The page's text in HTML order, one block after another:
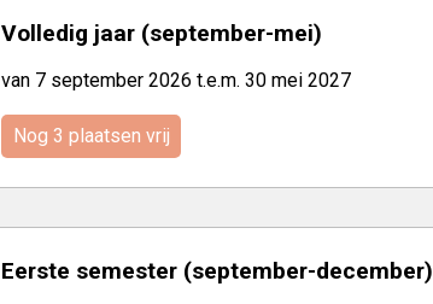
Volledig jaar (september-mei)
van 7 september 2026 t.e.m. 30 mei 2027
Nog 3 plaatsen vrij
Eerste semester (september-december)